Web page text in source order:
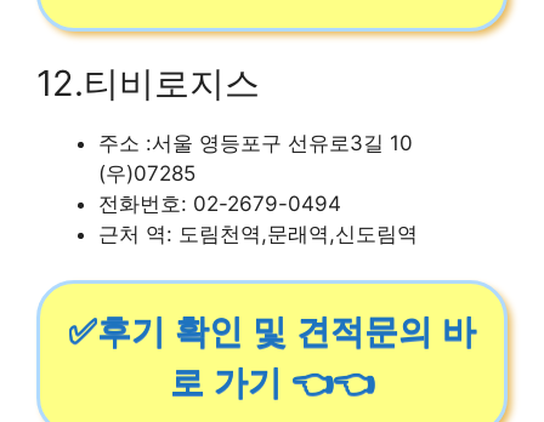
12.티비로지스
주소 :서울 영등포구 선유로3길 10
(우)07285
전화번호: 02-2679-0494
근처 역: 도림천역,문래역,신도림역
✅후기 확인 및 견적문의 바
로 가기 👈👈